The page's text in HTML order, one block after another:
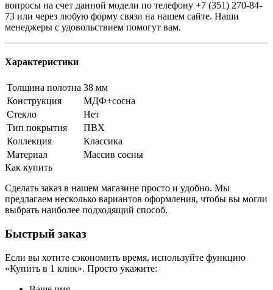
вопросы на счет данной модели по телефону +7 (351) 270-84-
73 или через любую форму связи на нашем сайте. Наши
менеджеры с удовольствием помогут вам.
Характеристики
Толщина полотна 38 мм
Конструкция
МДФ+сосна
Стекло
Нет
Тип покрытия
ПВХ
Коллекция
Классика
Материал
Массив сосны
Как купить
Сделать заказ в нашем магазине просто и удобно. Мы
предлагаем несколько вариантов оформления, чтобы вы могли
выбрать наиболее подходящий способ.
Быстрый заказ
Если вы хотите сэкономить время, используйте функцию
«Купить в 1 клик». Просто укажите: